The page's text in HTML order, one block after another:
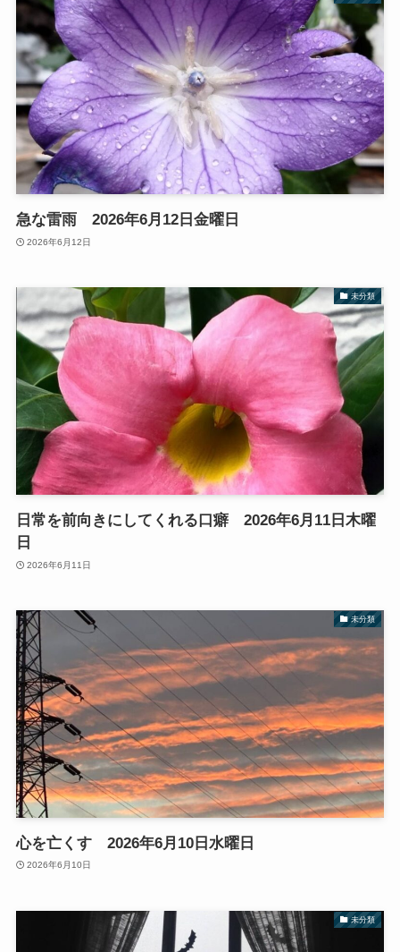
急な雷雨 2026年6月12日金曜日
2026年6月12日
未分類
日常を前向きにしてくれる口癖 2026年6月11日木曜
日
2026年6月11日
未分類
心を亡くす 2026年6月10日水曜日
2026年6月10日
未分類